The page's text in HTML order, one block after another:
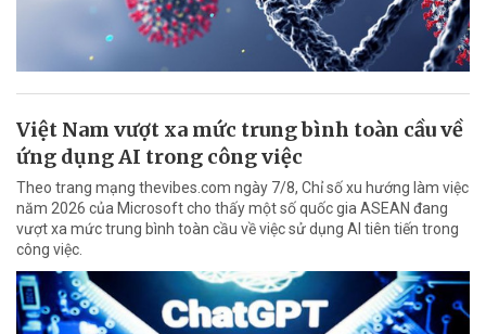
Việt Nam vượt xa mức trung bình toàn cầu về
ứng dụng AI trong công việc
Theo trang mạng thevibes.com ngày 7/8, Chỉ số xu hướng làm việc
năm 2026 của Microsoft cho thấy một số quốc gia ASEAN đang
vượt xa mức trung bình toàn cầu về việc sử dụng AI tiên tiến trong
công việc.